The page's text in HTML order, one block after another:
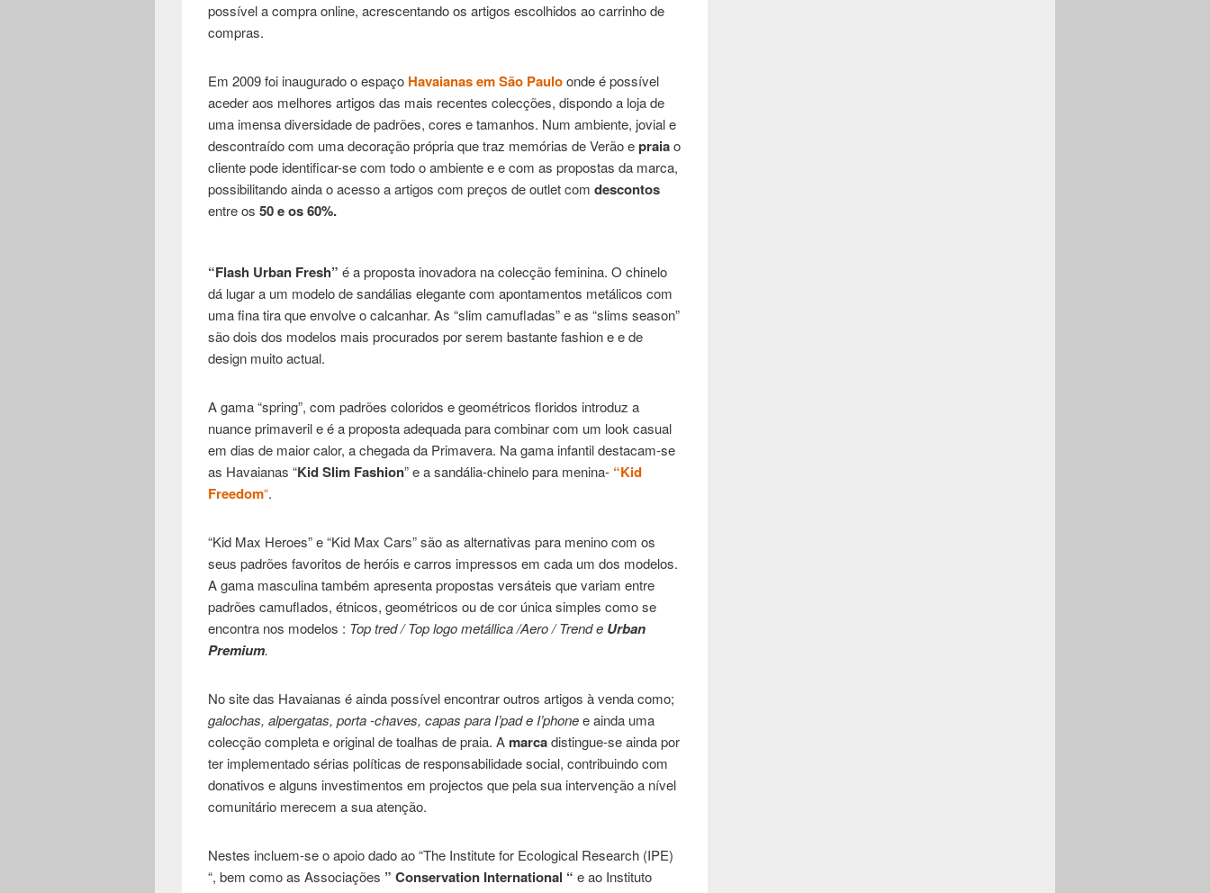
possível a compra online, acrescentando os artigos escolhidos ao carrinho de
compras.
Em 2009 foi inaugurado o espaço Havaianas em São Pauloonde é possível
aceder aos melhores artigos das mais recentes colecções, dispondo a loja de
uma imensa diversidade de padrões, cores e tamanhos. Num ambiente, jovial e
descontraído com uma decoração própria que traz memórias de Verão epraiao
cliente pode identificar-se com todo o ambiente e e com as propostas da marca,
possibilitando ainda o acesso a artigos com preços de outlet com descontos
entre os 50 e os 60%.
“Flash Urban Fresh” é a proposta inovadora na colecção feminina. O chinelo
dá lugar a um modelo de sandálias elegante com apontamentos metálicos com
uma fina tira que envolve o calcanhar. As “slim camufladas” e as “slims season”
são dois dos modelos mais procurados por serem bastante fashion e e de
design muito actual.
A gama “spring”, com padrões coloridos e geométricos floridos introduz a
nuance primaveril e é a proposta adequada para combinar com um look casual
em dias de maior calor, a chegada da Primavera. Na gama infantil destacam-se
as Havaianas “Kid Slim Fashion” e a sandália-chinelo para menina- “Kid
Freedom“.
“Kid Max Heroes” e “Kid Max Cars” são as alternativas para menino com os
seus padrões favoritos de heróis e carros impressos em cada um dos modelos.
A gama masculina também apresenta propostas versáteis que variam entre
padrões camuflados, étnicos, geométricos ou de cor única simples como se
encontra nos modelos : Top tred / Top logo metállica /Aero / Trend e Urban
Premium.
No site das Havaianas é ainda possível encontrar outros artigos à venda como;
galochas, alpergatas, porta -chaves, capas para I’pad e I’phonee ainda uma
colecção completa e original de toalhas de praia. A marcadistingue-se ainda por
ter implementado sérias políticas de responsabilidade social, contribuindo com
donativos e alguns investimentos em projectos que pela sua intervenção a nível
comunitário merecem a sua atenção.
Nestes incluem-se o apoio dado ao “The Institute for Ecological Research (IPE)
“, bem como as Associações ” Conservation International “ e ao Instituto